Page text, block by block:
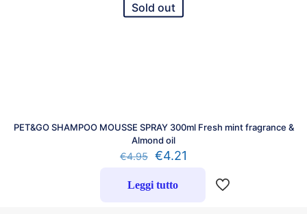
Sold out
PET&GO SHAMPOO MOUSSE SPRAY 300ml Fresh mint fragrance &
Almond oil
€4.95 €4.21
Leggi tutto